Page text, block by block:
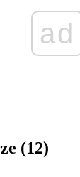
ad
(12)